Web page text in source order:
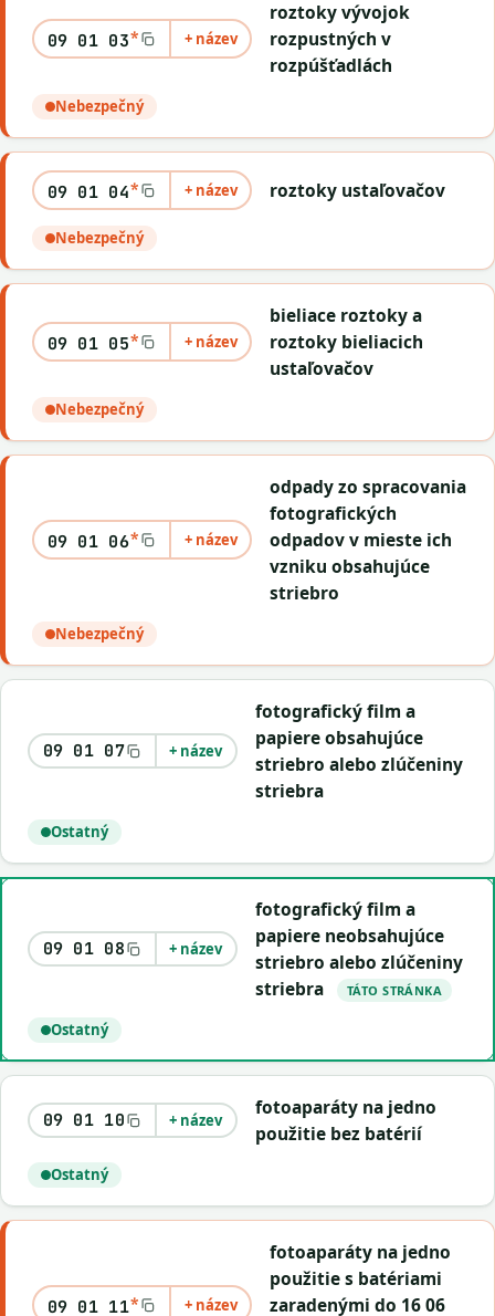
09 01 03* + název
roztoky vývojok
rozpustných v
rozpúšťadlách
Nebezpečný
09 01 04* + název roztoky ustaľovačov
Nebezpečný
09 01 05* + název
bieliace roztoky a
roztoky bieliacich
ustaľovačov
Nebezpečný
09 01 06* + název
odpady zo spracovania
fotografických
odpadov v mieste ich
vzniku obsahujúce
striebro
Nebezpečný
09 01 07 + název
fotografický film a
papiere obsahujúce
striebro alebo zlúčeniny
striebra
Ostatný
09 01 08 + název
fotografický film a
papiere neobsahujúce
striebro alebo zlúčeniny
striebra
TÁTO STRÁNKA
Ostatný
09 01 10 + název
fotoaparáty na jedno
použitie bez batérií
Ostatný
09 01 11* + název
fotoaparáty na jedno
použitie s batériami
zaradenými do 16 06